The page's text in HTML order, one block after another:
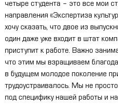
четыре студента – это все мои
направления «Экспертиза
хочу сказать, что двое из
один даже уже входит в штат
приступит к работе. Важно
что этим мы взращиваем
в будущем молодое поколение
трудоустраивалось. Мы не
под специфику нашей работы и